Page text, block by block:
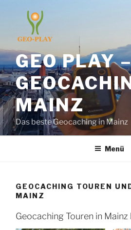
GEO PLAY
MAINZ
Das beste Geocaching in Mainz
Menü
GEOCACHING TOUREN
MAINZ
Geocaching Touren in Mainz